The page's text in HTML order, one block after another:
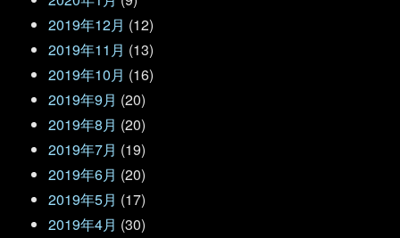
2019年12月 (12)
2019年11月 (13)
2019年10月 (16)
2019年9月 (20)
2019年8月 (20)
2019年7月 (19)
2019年6月 (20)
2019年5月 (17)
2019年4月 (30)